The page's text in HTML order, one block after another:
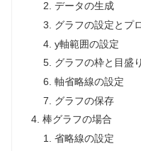
データの生成
グラフの設定とプ
y軸範囲の設定
グラフの枠と目盛
軸省略線の設定
グラフの保存
棒グラフの場合
省略線の設定